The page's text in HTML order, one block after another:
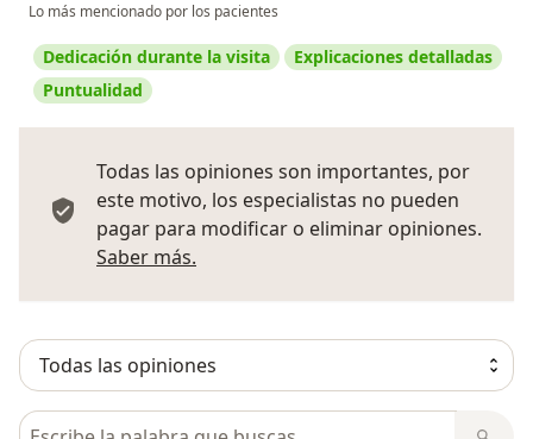
Lo más mencionado por los pacientes
Dedicación durante la visita
Explicaciones detalladas
Puntualidad
Todas las opiniones son importantes, por
este motivo, los especialistas no pueden
pagar para modificar o eliminar opiniones.
Saber más.
Busca en opiniones